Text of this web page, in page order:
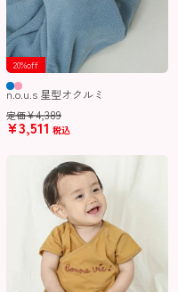
20%off
n.o.u.s 星型オクルミ
定価¥4,389
¥3,511 税込